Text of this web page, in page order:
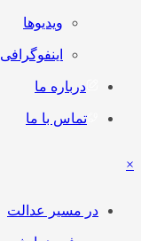
ویدیوها
اینفوگرافی
درباره ما
تماس با ما
×
در مسیر عدالت